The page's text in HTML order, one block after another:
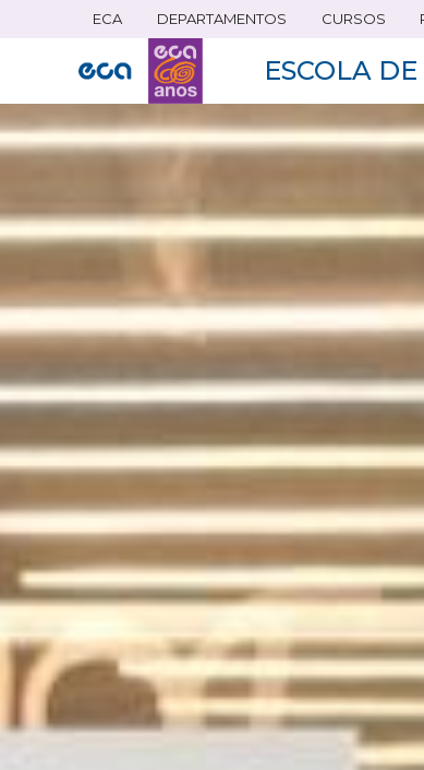
conteúdo
principal
ECA DEPARTAMENTOS CURSOS
ESCOLA